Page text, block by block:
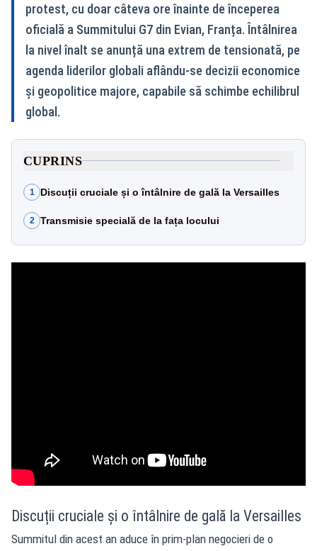
protest, cu doar câteva ore înainte de începerea
oficială a Summitului G7 din Evian, Franța. Întâlnirea
la nivel înalt se anunță una extrem de tensionată, pe
agenda liderilor globali aflându-se decizii economice
și geopolitice majore, capabile să schimbe echilibrul
global.
CUPRINS
1 Discuții cruciale și o întâlnire de gală la Versailles
2 Transmisie specială de la fața locului
Discuții cruciale și o întâlnire de gală la Versailles
Summitul din acest an aduce în prim-plan negocieri de o